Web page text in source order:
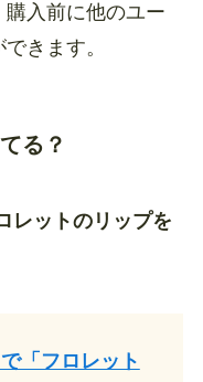
入前に他のユー
きます。
る？
レットのリップを
「フロレット